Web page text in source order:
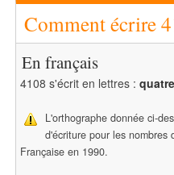
Comment écrire
En français
4108 s'écrit en lettres :
L'orthographe donnée ci-
d'écriture pour les nombres
Française en 1990.